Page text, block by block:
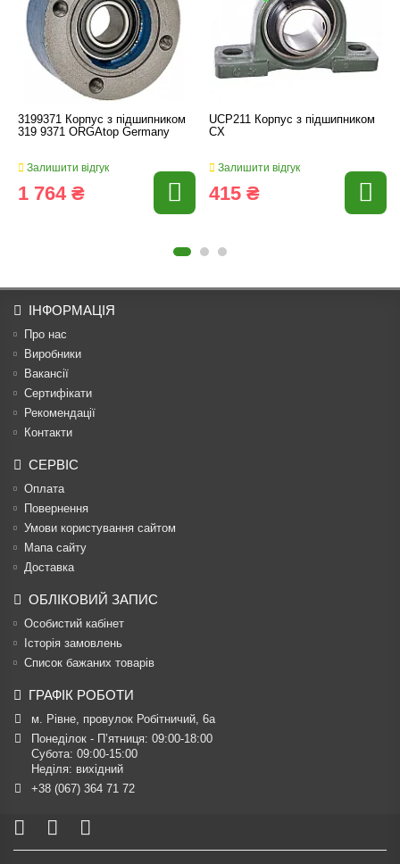
3199371 Корпус з підшипником
319 9371 ORGAtop Germany
Залишити відгук
1 764 ₴
UCP211 Корпус з підшипником
CX
Залишити відгук
415 ₴
ІНФОРМАЦІЯ
Про нас
Виробники
Вакансії
Сертифікати
Рекомендації
Контакти
СЕРВІС
Оплата
Повернення
Умови користування сайтом
Мапа сайту
Доставка
ОБЛІКОВИЙ ЗАПИС
Особистий кабінет
Історія замовлень
Список бажаних товарів
ГРАФІК РОБОТИ
м. Рівне, провулок Робітничий, 6а
Понеділок - П’ятниця: 09:00-18:00
Субота: 09:00-15:00
Неділя: вихідний
+38 (067) 364 71 72